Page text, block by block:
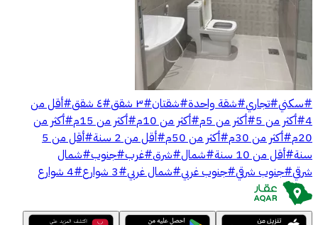
#سكني#تجاري#شقة واحدة#شقتان#٣ شقق #٤ شقق #أقل من
4
#أكثر من 5 #أكثر من 5م #أكثر من 10م #أكثر من 15م #أكثر من
20م #أكثر من 30م #أكثر من 50م #أقل من 2 سنة #
أقل من 5
سنة#أقل من 10 سنة #شمال#شرق#غرب#جنوب#شمال
شرقي#جنوب شرقي#جنوب غربي#شمال غربي#3 شوارع #4 شوارع